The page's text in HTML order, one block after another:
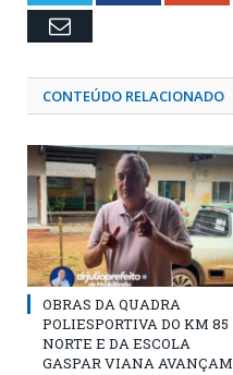
Email
CONTEÚDO RELACIONADO
OBRAS DA QUADRA
POLIESPORTIVA DO KM 85
NORTE E DA ESCOLA
GASPAR VIANA AVANÇAM